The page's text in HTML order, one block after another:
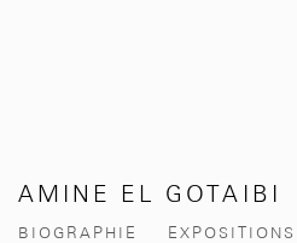
AMINE EL GOTAIBI
BIOGRAPHIE
EXPOSITIONS